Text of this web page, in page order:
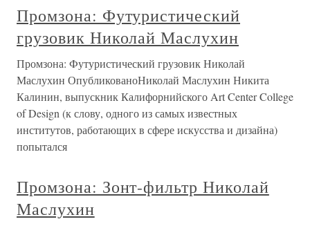
Промзона: Футуристический
грузовик Николай Маслухин
Промзона: Футуристический грузовик Николай
Маслухин ОпубликованоНиколай Маслухин Никита
Калинин, выпускник Калифорнийского Art Center College
of Design (к слову, одного из самых известных
институтов, работающих в сфере искусства и дизайна)
попытался
Промзона: Зонт-фильтр Николай
Маслухин